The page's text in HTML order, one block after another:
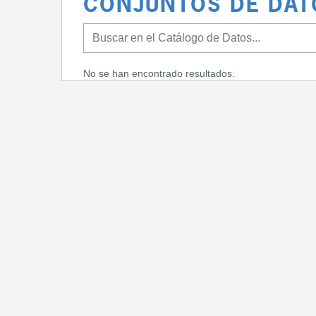
CONJUNTOS DE
No se han encontrado resultados.